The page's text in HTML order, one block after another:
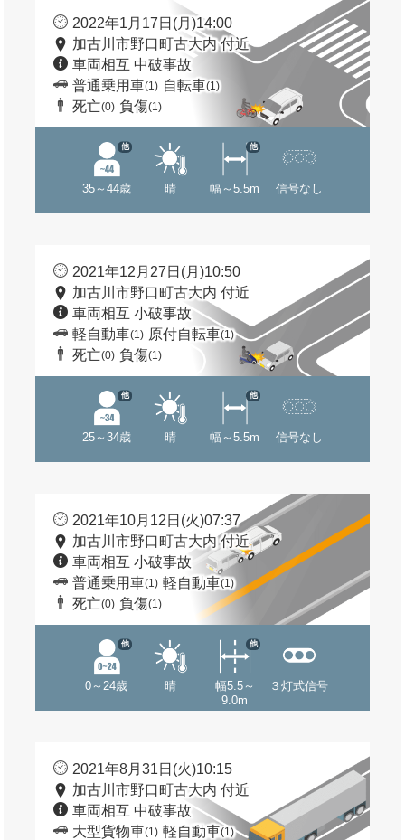
2022年1月17日(月)14:00
加古川市野口町古大内 付近
車両相互 中破事故
普通乗用車(1) 自転車(1)
死亡(0) 負傷(1)
35～44歳
他
晴 幅～5.5m
他
信号なし
2021年12月27日(月)10:50
加古川市野口町古大内 付近
車両相互 小破事故
軽自動車(1) 原付自転車(1)
死亡(0) 負傷(1)
25～34歳
他
晴 幅～5.5m
他
信号なし
2021年10月12日(火)07:37
加古川市野口町古大内 付近
車両相互 小破事故
普通乗用車(1) 軽自動車(1)
死亡(0) 負傷(1)
0～24歳
他
晴
幅5.5～
9.0m
他
３灯式信号
2021年8月31日(火)10:15
加古川市野口町古大内 付近
車両相互 中破事故
大型貨物車(1) 軽自動車(1)